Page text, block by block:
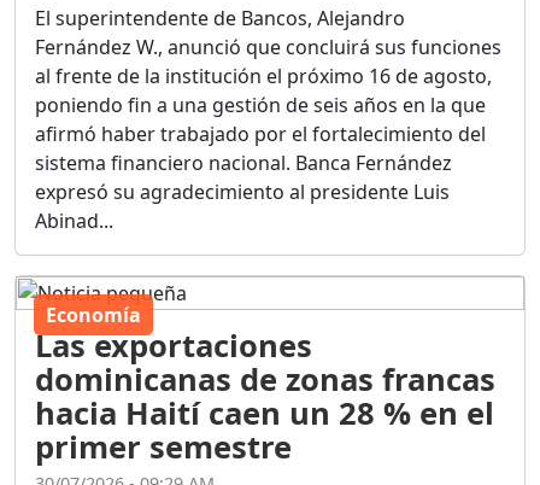
El superintendente de Bancos, Alejandro
Fernández W., anunció que concluirá sus funciones
al frente de la institución el próximo 16 de agosto,
poniendo fin a una gestión de seis años en la que
afirmó haber trabajado por el fortalecimiento del
sistema financiero nacional. Banca Fernández
expresó su agradecimiento al presidente Luis
Abinad...
Economía
Las exportaciones
dominicanas de zonas francas
hacia Haití caen un 28 % en el
primer semestre